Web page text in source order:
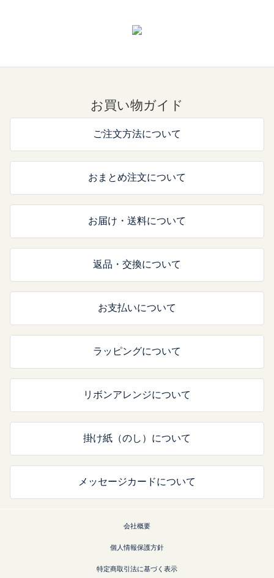
お買い物ガイド
ご注文方法について
おまとめ注文について
お届け・送料について
返品・交換について
お支払いについて
ラッピングについて
リボンアレンジについて
掛け紙（のし）について
メッセージカードについて
会社概要
個人情報保護方針
特定商取引法に基づく表示